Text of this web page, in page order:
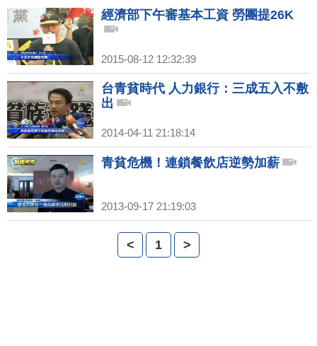
經濟部下午審基本工資 勞團提26K
2015-08-12 12:32:39
台青貧時代 人力銀行：三成五入不敷
出
2014-04-11 21:18:14
青貧危機！連鎖餐飲店逆勢加薪
2013-09-17 21:19:03
< 1 >